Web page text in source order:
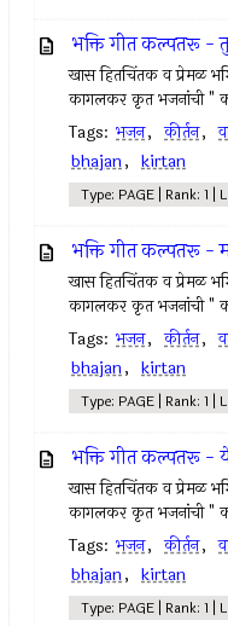
भक्ति गीत कल्पतरू -
खास हितचिंतक व प्रेमळ
कागलकर कृत भजनांची "
Tags: भजन, कीर्तन,
bhajan, kirtan
Type: PAGE | Rank: 1 |
भक्ति गीत कल्पतरू -
खास हितचिंतक व प्रेमळ
कागलकर कृत भजनांची "
Tags: भजन, कीर्तन,
bhajan, kirtan
Type: PAGE | Rank: 1 |
भक्ति गीत कल्पतरू -
खास हितचिंतक व प्रेमळ
कागलकर कृत भजनांची "
Tags: भजन, कीर्तन,
bhajan, kirtan
Type: PAGE | Rank: 1 |